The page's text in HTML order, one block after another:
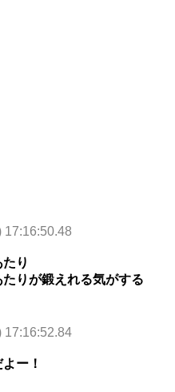
17:16:50.48
り
りが鍛えれる気がする
17:16:52.84
ー！